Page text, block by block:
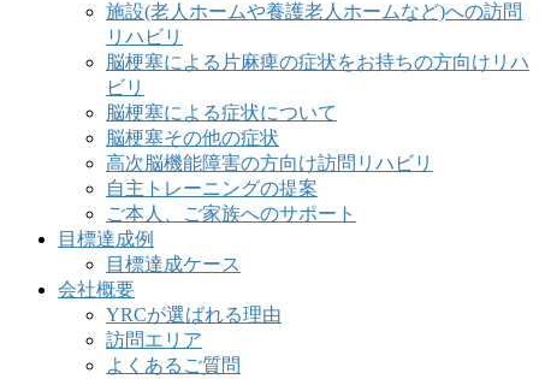
施設(老人ホームや養護老人ホームなど)への訪問
リハビリ
脳梗塞による片麻痺の症状をお持ちの方向けリハ
ビリ
脳梗塞による症状について
脳梗塞その他の症状
高次脳機能障害の方向け訪問リハビリ
自主トレーニングの提案
ご本人、ご家族へのサポート
目標達成例
目標達成ケース
会社概要
YRCが選ばれる理由
訪問エリア
よくあるご質問